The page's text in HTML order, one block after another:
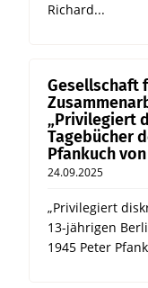
Richard...
Gesellschaft
„Privilegiert
Tagebücher
Pfankuch von
24.09.2025
„Privilegiert
13-jährigen
1945 Peter